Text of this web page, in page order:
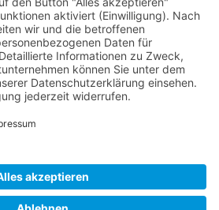
Uhr
Villa Bella |Cookie-
|Datenschutz|